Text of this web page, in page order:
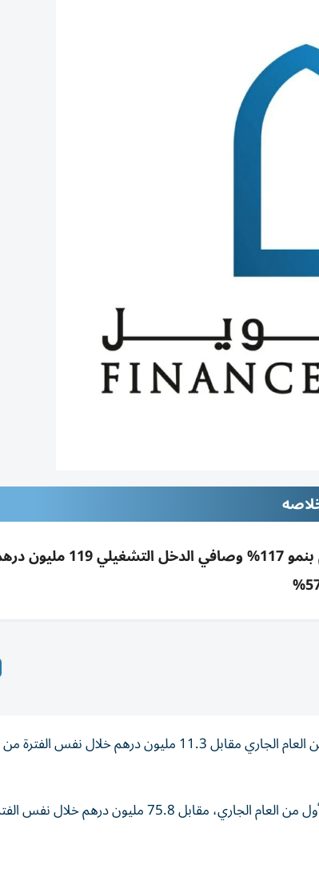
أرباح دار التمويل بالنصف الأول بلغت 24.6 مليون درهم بنمو
ارتفعت أرباح دار التمويل إلى 24.6 مليون درهم في النصف الأول من العام الجاري مقابل 11.3 مليون درهم خلال
وارتفع صافي الدخل التشغيلي إلى 119 مليون درهم، في النصف الأول من العام الجاري، مقابل 75.8